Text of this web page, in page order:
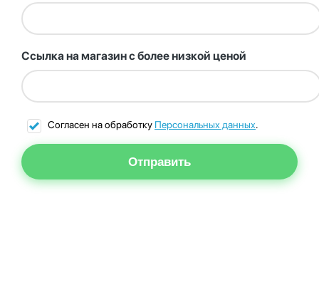
Ссылка на магазин с более низкой ценой
Согласен на обработку Персональных данных.
Отправить